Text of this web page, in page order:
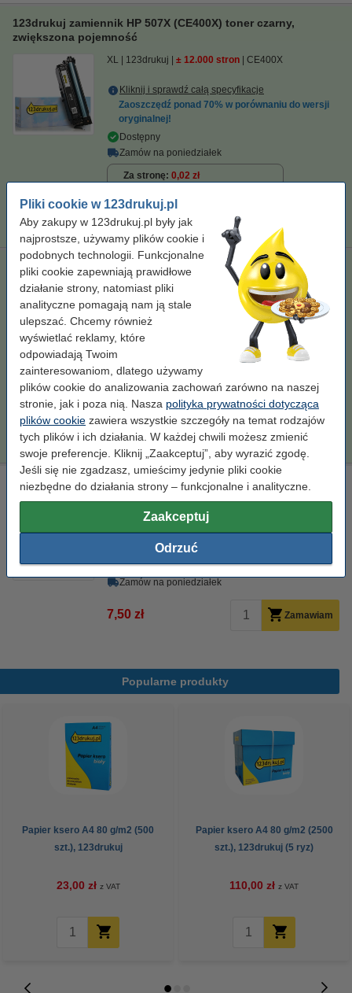
Pliki cookie w 123drukuj.pl
Aby zakupy w 123drukuj.pl były jak
najprostsze, używamy plików cookie i
podobnych technologii. Funkcjonalne
pliki cookie zapewniają prawidłowe
działanie strony, natomiast pliki
analityczne pomagają nam ją stale
ulepszać. Chcemy również
wyświetlać reklamy, które
odpowiadają Twoim
zainteresowaniom, dlatego używamy
plików cookie do analizowania zachowań zarówno na naszej
stronie, jak i poza nią. Nasza polityka prywatności dotycząca
plików cookie zawiera wszystkie szczegóły na temat rodzajów
tych plików i ich działania. W każdej chwili możesz zmienić
swoje preferencje. Kliknij „Zaakceptuj”, aby wyrazić zgodę.
Jeśli się nie zgadzasz, umieścimy jedynie pliki cookie
niezbędne do działania strony – funkcjonalne i analityczne.
Zaakceptuj
Odrzuć
123drukuj zamiennik HP 507X (CE400X) toner czarny,
zwiększona pojemność
XL 123drukuj ± 12.000 stron CE400X
Kliknij i sprawdź całą specyfikacje
Zaoszczędź ponad 70% w porównaniu do wersji
oryginalnej!
Dostępny
Zamów na poniedziałek
Za stronę 0,02 zł
269,00 zł
123drukuj zamiennik zestaw promocyjny: HP 507X/507A:
CE400X, CE401A, CE402A, CE403A czarny + 3 kolory
standard czarny (1x) i kolorowy (3x)
Kliknij i sprawdź całą specyfikacje
Zamów na poniedziałek
Za stronę 0,03 zł
1 099,00 zł Zamawiam
Ściereczka do czyszczenia drukarki laserowej
ściereczka do czyszczenia 43 x 32 cm
żółty
999058
Kliknij i sprawdź całą specyfikacje
Dostępny
Zamów na poniedziałek
7,50 zł Zamawiam
Popularne produkty
Papier ksero A4 80 g/m2 (500
szt.), 123drukuj
23,00 zł z VAT
Papier ksero A4 80 g/m2 (2500
szt.), 123drukuj (5 ryz)
110,00 zł z VAT